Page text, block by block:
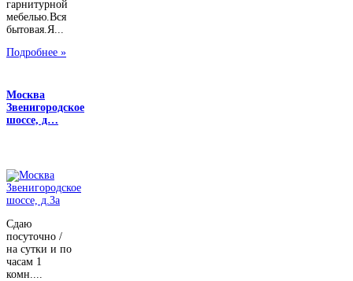
гарнитурной
мебелью.Вся
бытовая.Я...
Подробнее »
Москва
Звенигородское
шоссе, д…
Сдаю
посуточно /
на сутки и по
часам 1
комн....